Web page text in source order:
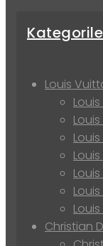
Louis
Christian